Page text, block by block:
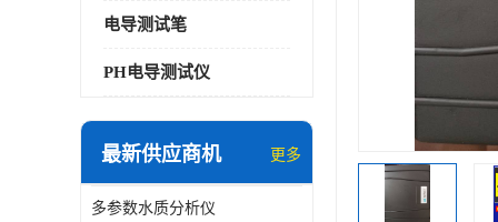
电导测试笔
PH电导测试仪
最新供应商机 更多
多参数水质分析仪